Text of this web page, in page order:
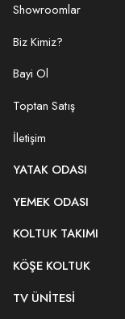
Showroomlar
Biz Kimiz?
Bayi Ol
Toptan Satış
İletişim
YATAK ODASI
YEMEK ODASI
KOLTUK TAKIMI
KÖŞE KOLTUK
TV ÜNITESI